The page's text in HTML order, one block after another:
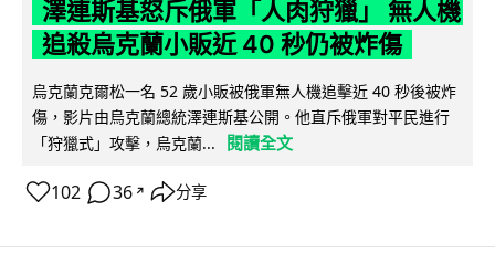
澤連斯基怒斥俄軍「人肉狩獵」 無人機
追殺烏克蘭小販近 40 秒仍被炸傷
烏克蘭克爾松一名 52 歲小販被俄軍無人機追擊近 40 秒後被炸
傷，影片由烏克蘭總統澤連斯基公開。他直斥俄軍對平民進行
「狩獵式」攻擊，烏克蘭...
閱讀全文
102 36 ↗ 分享